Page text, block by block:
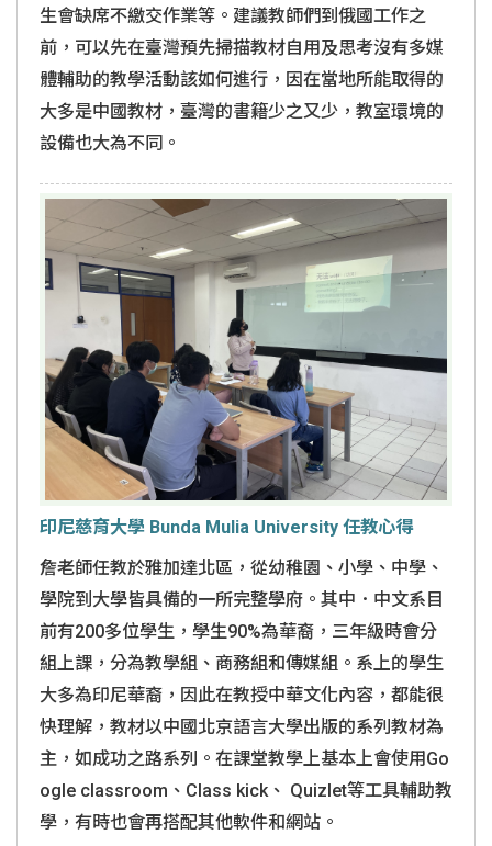
生會缺席不繳交作業等。建議教師們到俄國工作之
前，可以先在臺灣預先掃描教材自用及思考沒有多媒
體輔助的教學活動該如何進行，因在當地所能取得的
大多是中國教材，臺灣的書籍少之又少，教室環境的
設備也大為不同。
印尼慈育大學 Bunda Mulia University 任教心得
詹老師任教於雅加達北區，從幼稚園、小學、中學、
學院到大學皆具備的一所完整學府。其中．中文系目
前有200多位學生，學生90%為華裔，三年級時會分
組上課，分為教學組、商務組和傳媒組。系上的學生
大多為印尼華裔，因此在教授中華文化內容，都能很
快理解，教材以中國北京語言大學出版的系列教材為
主，如成功之路系列。在課堂教學上基本上會使用Go
ogle classroom、Class kick、 Quizlet等工具輔助教
學，有時也會再搭配其他軟件和網站。